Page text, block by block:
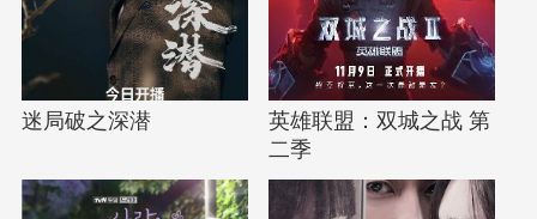
迷局破之深潜
英雄联盟：双城之战 第
二季